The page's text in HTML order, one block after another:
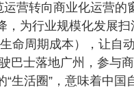
运营转向商业化运营
，为行业规模化发展
生命周期成本），让
巴士落地广州，参与
生活圈”，意味着中国